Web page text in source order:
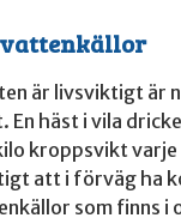
är livsviktigt är
En häst i vila
kroppsvikt varje
att i förväg ha
som finns i